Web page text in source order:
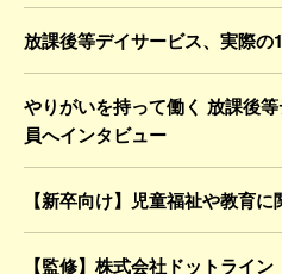
放課後等デイサービス、実際の
やりがいを持って働く 放課後
員へインタビュー
【新卒向け】児童福祉や教育
【監修】株式会社ドットライン